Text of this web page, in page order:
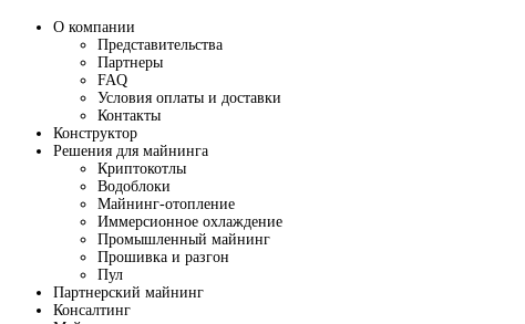
О компании
Представительства
Партнеры
FAQ
Условия оплаты и доставки
Контакты
Конструктор
Решения для майнинга
Криптокотлы
Водоблоки
Майнинг-отопление
Иммерсионное охлаждение
Промышленный майнинг
Прошивка и разгон
Пул
Партнерский майнинг
Консалтинг